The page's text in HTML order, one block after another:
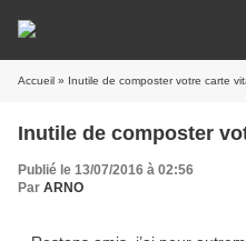
Accueil » Inutile de composter votre carte
Inutile de composter
Publié le 13/07/2016 à 02:56
Par ARNO